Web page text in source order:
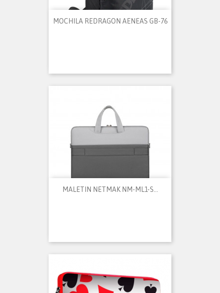
MOCHILA REDRAGON AENEAS GB-76
MALETIN NETMAK NM-ML1-S...